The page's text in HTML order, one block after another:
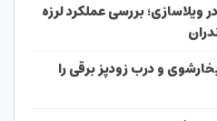
ویلاسازی؛ بررسی عملکرد لرزه
و درب زودپز برقی را